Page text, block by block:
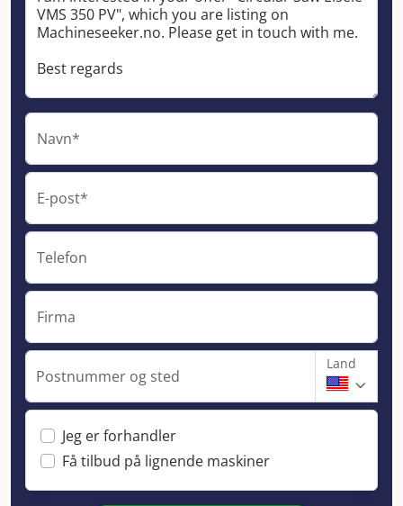
Navn*
E-post*
Telefon
Firma
Postnummer og sted
Land
Jeg er forhandler
Få tilbud på lignende maskiner